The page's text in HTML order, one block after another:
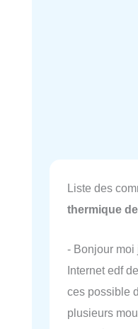
Liste des
thermique
- Bonjour moi
Internet edf
ces possible
plusieurs